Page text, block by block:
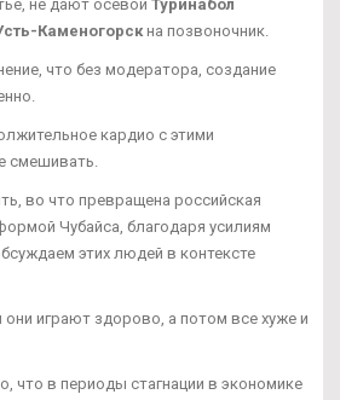
не дают осевой Туринабол
Каменогорскна позвоночник.
что без модератора, создание
кардио с этими
смешивать.
во что превращена российская
Чубайса, благодаря усилиям
этих людей в контексте
играют здорово, а потом все хуже и
что в периоды стагнации в экономике